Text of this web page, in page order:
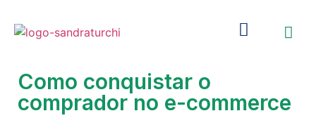
Como conquistar o
comprador no e-commerce